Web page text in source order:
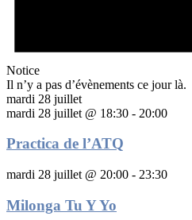
Notice
Il n’y a pas d’évènements ce jour là.
mardi 28 juillet
mardi 28 juillet @ 18:30 - 20:00
Practica de l’ATQ
mardi 28 juillet @ 20:00 - 23:30
Milonga Tu Y Yo